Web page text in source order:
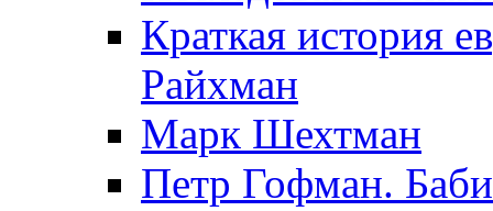
Краткая история
Райхман
Марк Шехтман
Петр Гофман.